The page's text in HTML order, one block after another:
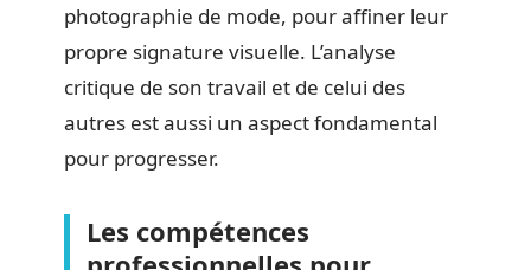
photographie de mode, pour affiner leur
propre signature visuelle. L’analyse
critique de son travail et de celui des
autres est aussi un aspect fondamental
pour progresser.
Les compétences